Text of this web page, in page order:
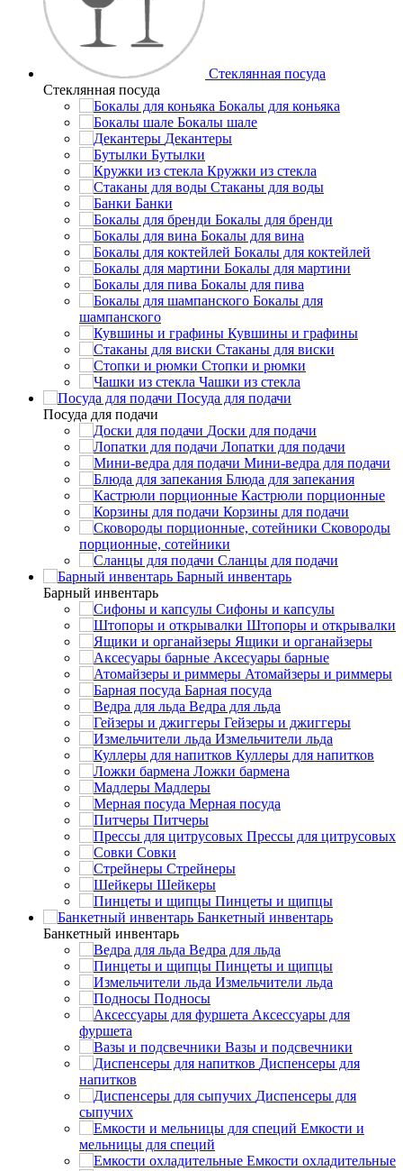
Стеклянная посуда
Стеклянная посуда
Бокалы для коньяка
Бокалы шале
Декантеры
Бутылки
Кружки из стекла
Стаканы для воды
Банки
Бокалы для бренди
Бокалы для вина
Бокалы для коктейлей
Бокалы для мартини
Бокалы для пива
Бокалы для
шампанского
Кувшины и графины
Стаканы для виски
Стопки и рюмки
Чашки из стекла
Посуда для подачи
Посуда для подачи
Доски для подачи
Лопатки для подачи
Мини-ведра для подачи
Блюда для запекания
Кастрюли порционные
Корзины для подачи
Сковороды
порционные, сотейники
Сланцы для подачи
Барный инвентарь
Барный инвентарь
Сифоны и капсулы
Штопоры и открывалки
Ящики и органайзеры
Аксесуары барные
Атомайзеры и риммеры
Барная посуда
Ведра для льда
Гейзеры и джиггеры
Измельчители льда
Куллеры для напитков
Ложки бармена
Мадлеры
Мерная посуда
Питчеры
Прессы для цитрусовых
Совки
Стрейнеры
Шейкеры
Пинцеты и щипцы
Банкетный инвентарь
Банкетный инвентарь
Ведра для льда
Пинцеты и щипцы
Измельчители льда
Подносы
Аксессуары для
фуршета
Вазы и подсвечники
Диспенсеры для
напитков
Диспенсеры для
сыпучих
Емкости и
мельницы для специй
Емкости охладительные